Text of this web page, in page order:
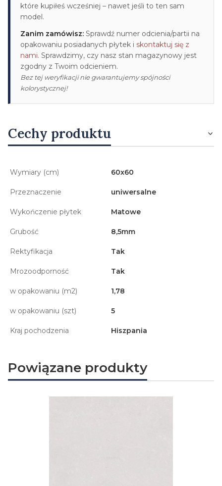
które kupiłeś wcześniej – nawet jeśli to ten sam
model.
Zanim zamówisz: Sprawdź numer odcienia/partii na
opakowaniu posiadanych płytek i skontaktuj się z
nami. Sprawdzimy, czy nasz stan magazynowy jest
zgodny z Twoim odcieniem.
Bez tej weryfikacji nie gwarantujemy spójności
kolorystycznej!
Cechy produktu
Wymiary (cm) 60x60
Przeznaczenie uniwersalne
Wykończenie płytek Matowe
Grubość 8,5mm
Rektyfikacja Tak
Mrozoodporność Tak
w opakowaniu (m2) 1,78
w opakowaniu (szt) 5
Kraj pochodzenia Hiszpania
Powiązane produkty